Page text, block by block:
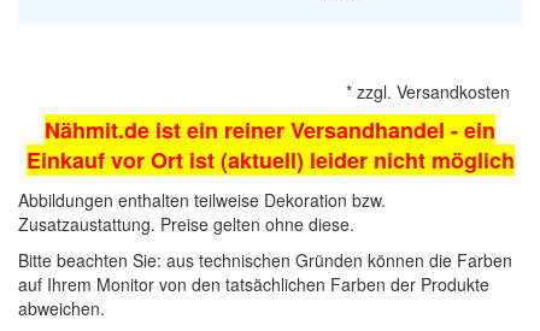
* zzgl. Versandkosten
Nähmit.de ist ein reiner Versandhandel - ein
Einkauf vor Ort ist (aktuell) leider nicht möglich
Abbildungen enthalten teilweise Dekoration bzw.
Zusatzaustattung. Preise gelten ohne diese.
Bitte beachten Sie: aus technischen Gründen können die Farben
auf Ihrem Monitor von den tatsächlichen Farben der Produkte
abweichen.